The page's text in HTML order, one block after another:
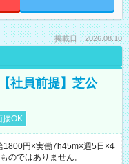
掲載日：2026.08.10
社員前提】芝公
接OK
円×実働7h45m×週5日×4
ではありません。